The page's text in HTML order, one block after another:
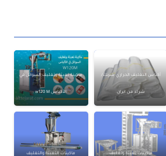
أكياس التغليف الحراري شرنك/
شراء من ايران
ماكينة تعبئة وتغليف السوائل في
الأكياس w120 M
ماكينات تعبئة وتغليف ماكينات التعبئة والتغليف